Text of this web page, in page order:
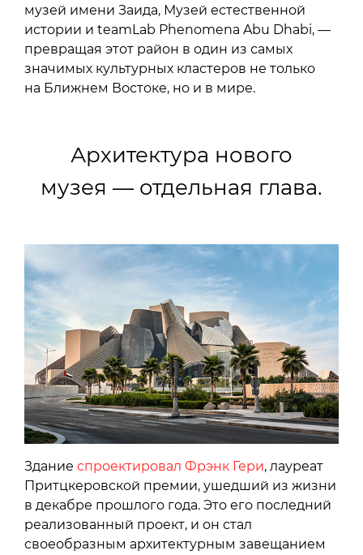
музей имени Заида, Музей естественной
истории и teamLab Phenomena Abu Dhabi, —
превращая этот район в один из самых
значимых культурных кластеров не только
на Ближнем Востоке, но и в мире.
Архитектура нового
музея — отдельная глава.
Здание спроектировал Фрэнк Гери, лауреат
Притцкеровской премии, ушедший из жизни
в декабре прошлого года. Это его последний
реализованный проект, и он стал
своеобразным архитектурным завещанием